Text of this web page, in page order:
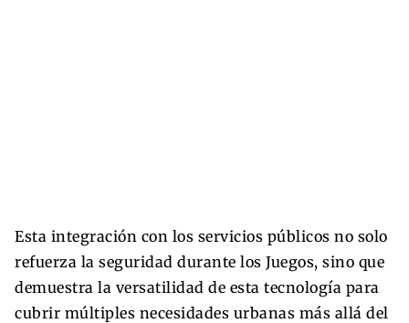
Esta integración con los servicios públicos no solo
refuerza la seguridad durante los Juegos, sino que
demuestra la versatilidad de esta tecnología para
cubrir múltiples necesidades urbanas más allá del